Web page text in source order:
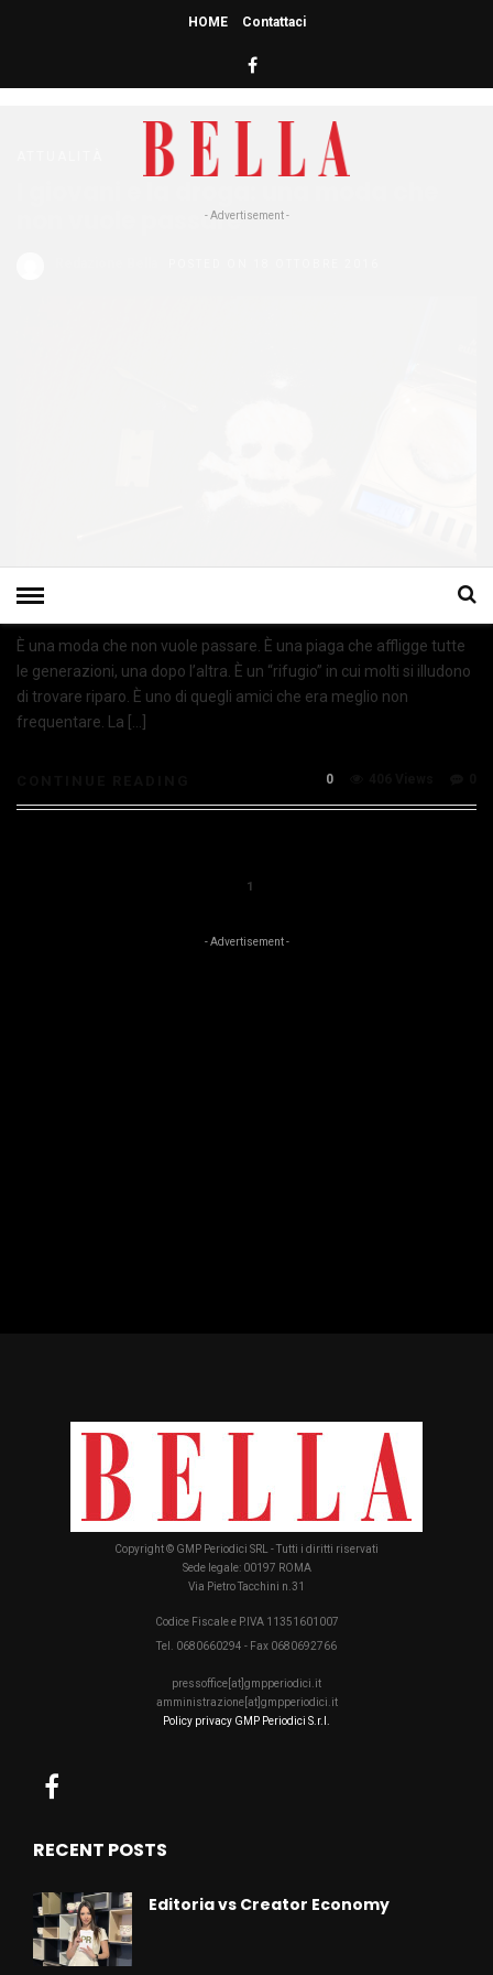
HOME Contattaci
- Advertisement -
giovani
non vuole passare
È una moda che non vuole passare. È una piaga che affligge tutte
le generazioni, una dopo l’altra. È un “rifugio” in cui molti si illudono
di trovare riparo. È uno di quegli amici che era meglio non
frequentare. La […]
0
1
- Advertisement -
Copyright © GMP Periodici SRL - Tutti i diritti riservati
Sede legale: 00197 ROMA
Via Pietro Tacchini n.31
Codice Fiscale e P.IVA 11351601007
Tel. 0680660294 - Fax 0680692766
pressoffice[at]gmpperiodici.it
amministrazione[at]gmpperiodici.it
Policy privacy GMP Periodici S.r.l.
RECENT POSTS
Editoria vs Creator Economy